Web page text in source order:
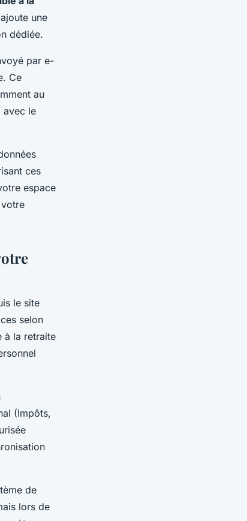
une
dédiée.
par e-
Ce
au
avec le
ces
espace
le site
selon
à la retraite
(Impôts,
de
lors de